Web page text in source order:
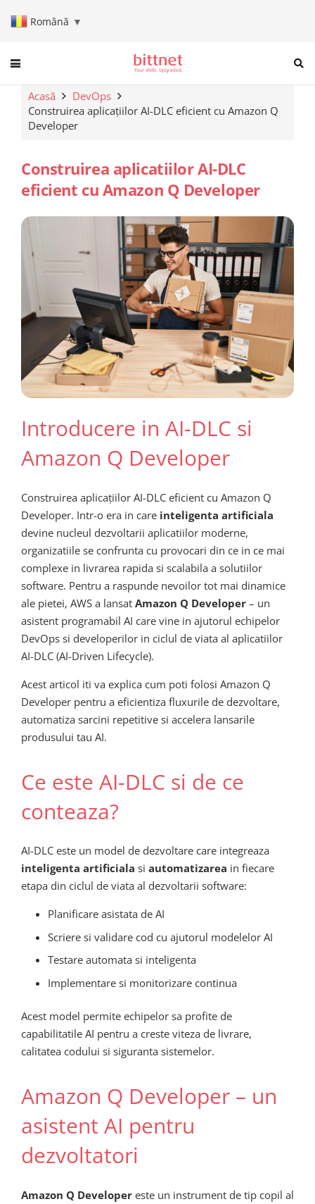
Română ▼
When autocomplete results
Acasă
DevOps
Construirea aplicațiilor AI-DLC eficient cu Amazon Q
Developer
Construirea aplicatiilor AI-DLC
eficient cu Amazon Q Developer
Introducere in AI-DLC si
Amazon Q Developer
Construirea aplicațiilor AI-DLC eficient cu Amazon Q
Developer. Intr-o era in care inteligenta artificiala
devine nucleul dezvoltarii aplicatiilor moderne,
organizatiile se confrunta cu provocari din ce in ce mai
complexe in livrarea rapida si scalabila a solutiilor
software. Pentru a raspunde nevoilor tot mai dinamice
ale pietei, AWS a lansat Amazon Q Developer – un
asistent programabil AI care vine in ajutorul echipelor
DevOps si developerilor in ciclul de viata al aplicatiilor
AI-DLC (AI-Driven Lifecycle).
Acest articol iti va explica cum poti folosi Amazon Q
Developer pentru a eficientiza fluxurile de dezvoltare,
automatiza sarcini repetitive si accelera lansarile
produsului tau AI.
Ce este AI-DLC si de ce
conteaza?
AI-DLC este un model de dezvoltare care integreaza
inteligenta artificiala si automatizarea in fiecare
etapa din ciclul de viata al dezvoltarii software:
Planificare asistata de AI
Scriere si validare cod cu ajutorul modelelor AI
Testare automata si inteligenta
Implementare si monitorizare continua
Acest model permite echipelor sa profite de
capabilitatile AI pentru a creste viteza de livrare,
calitatea codului si siguranta sistemelor.
Amazon Q Developer – un
asistent AI pentru
dezvoltatori
Amazon Q Developer este un instrument de tip copil al